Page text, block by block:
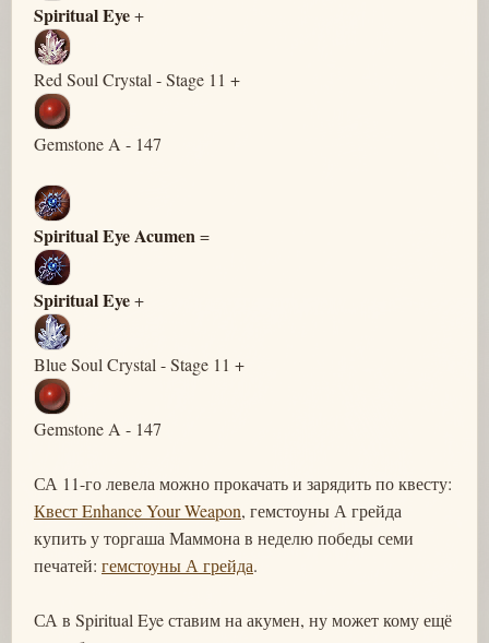
Spiritual Eye+
Red Soul Crystal - Stage 11 +
Gemstone A - 147
Spiritual Eye Acumen =
Spiritual Eye+
Blue Soul Crystal - Stage 11 +
Gemstone A - 147
СА 11-го левела можно прокачать и зарядить по квесту:
Квест Enhance Your Weapon, гемстоуны А грейда
купить у торгаша Маммона в неделю победы семи
печатей: гемстоуны А грейда.
СА в Spiritual Eye ставим на акумен, ну может кому ещё